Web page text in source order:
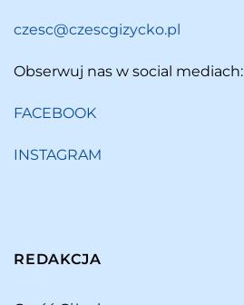
czesc@czescgizycko.pl
Obserwuj nas w social mediach:
FACEBOOK
INSTAGRAM
REDAKCJA